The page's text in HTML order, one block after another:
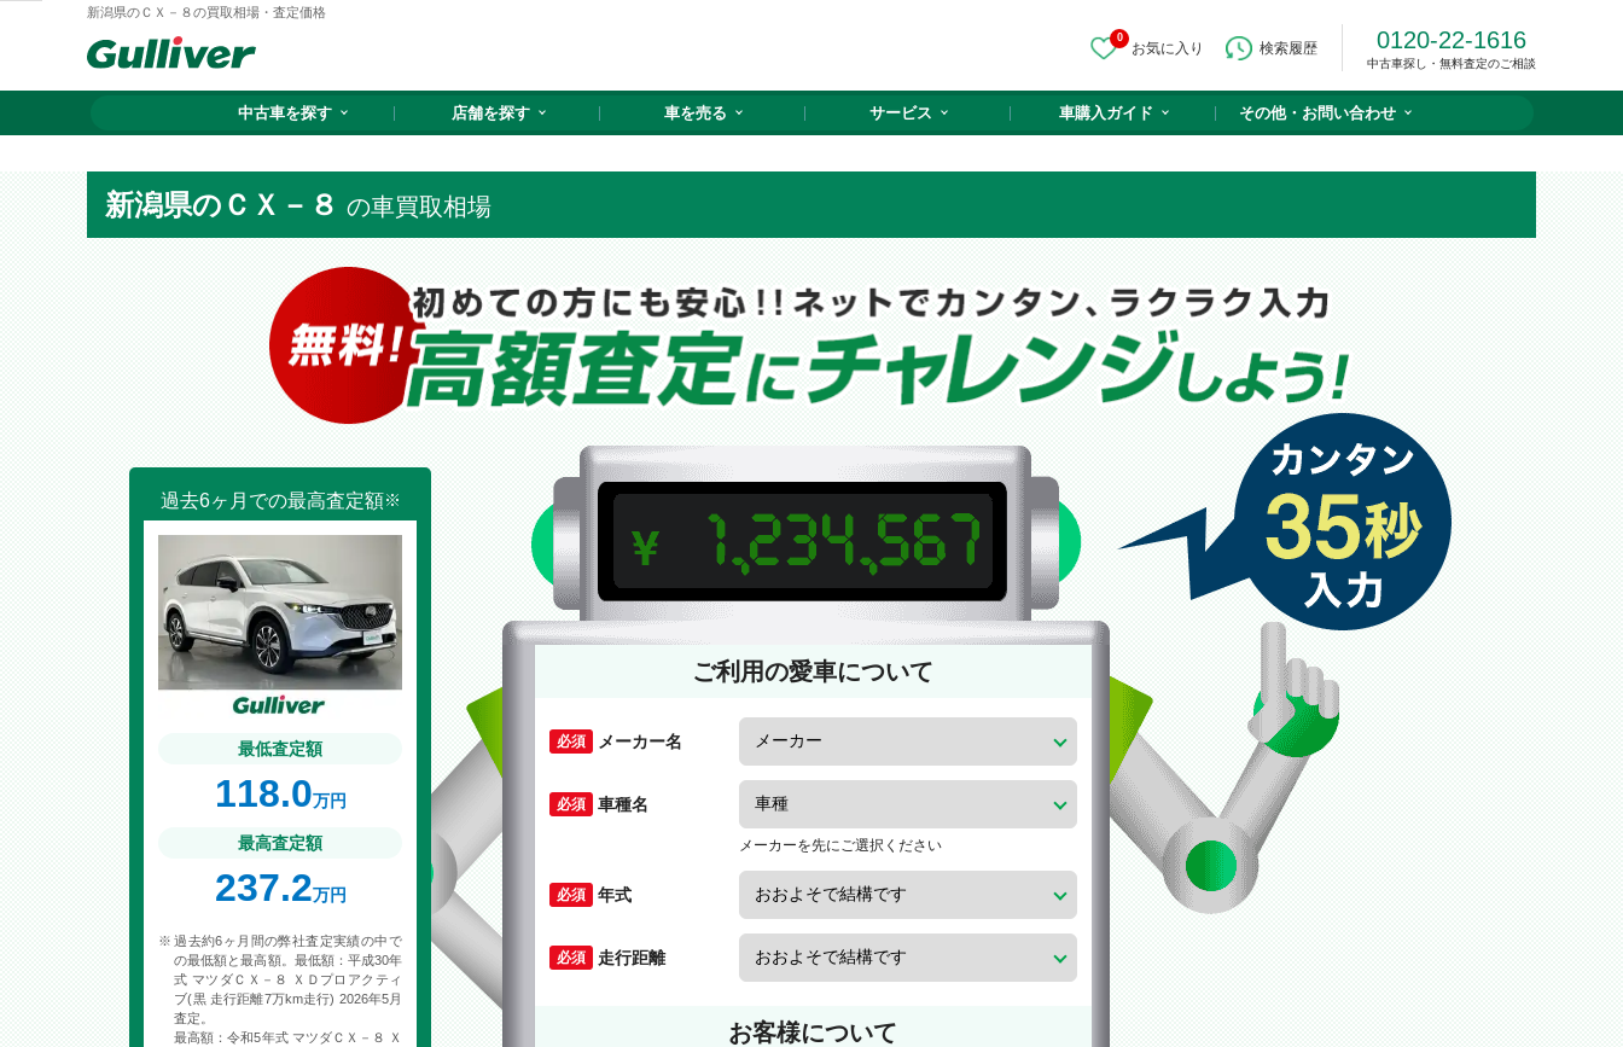
新潟県のＣＸ－８の買取相場・査定価格
0
お気に入り 検索履歴 0120-22-1616
中古車探し・無料査定のご相談
中古車を探す 店舗を探す 車を売る サービス 車購入ガイド その他・ お問い合わせ
新潟県のＣＸ－８ の車買取相場
過去6ヶ月での最高査定額
最低査定額
118.0万円
最高査定額
237.2万円
過去約6ヶ月間の弊社査定実績の中で
の最低額と最高額。最低額：平成30年
式 マツダＣＸ－８ ＸＤプロアクティ
ブ(黒 走行距離7万km走行) 2026年5月
査定。
最高額：令和5年式 マツダＣＸ－８ Ｘ
ご利用の愛車について
メーカー名
車種名
メーカーを先にご選択ください
年式
走行距離
お客様について